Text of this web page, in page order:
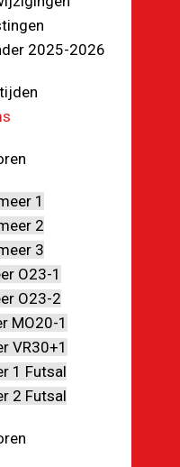
2025-2026
1
2
3
O23-1
O23-2
MO20-1
VR30+1
1 Futsal
2 Futsal